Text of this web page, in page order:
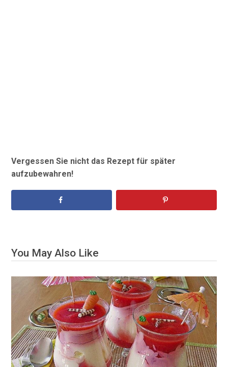
Vergessen Sie nicht das Rezept für später
aufzubewahren!
You May Also Like